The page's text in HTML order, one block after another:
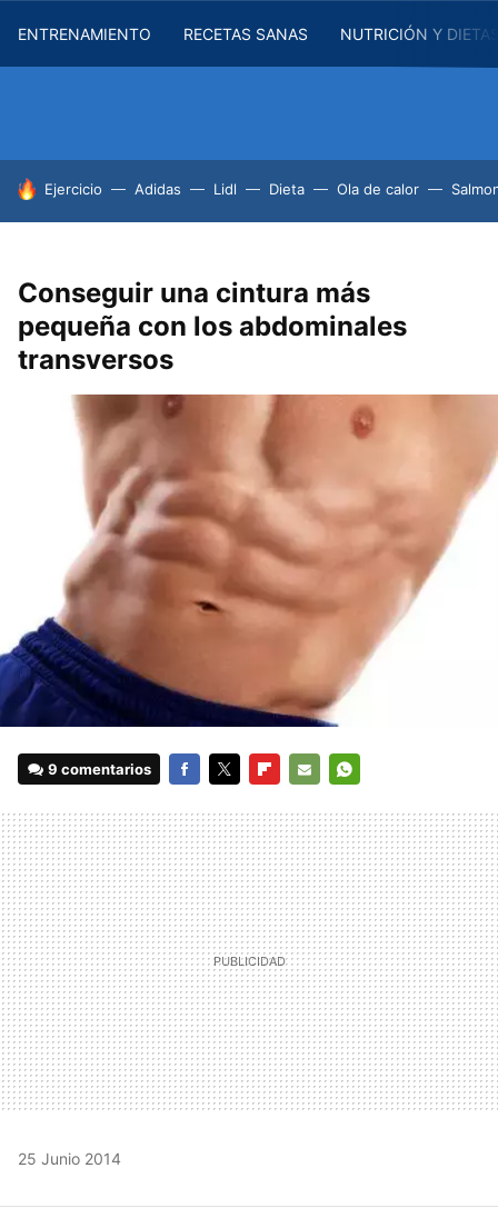
ENTRENAMIENTO RECETAS SANAS NUTRICIÓN Y
HOY SE HABLA DE
Ejercicio Adidas Lidl Dieta Ola de calor
Conseguir una cintura más
pequeña con los abdominales
transversos
9 comentarios
MAIL
25 Junio 2014